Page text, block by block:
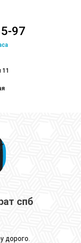
97
дорого.
спб